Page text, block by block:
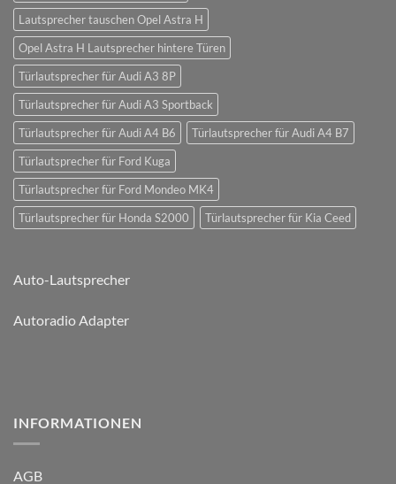
Lautsprecher tauschen Opel Astra H
Opel Astra H Lautsprecher hintere Türen
Türlautsprecher für Audi A3 8P
Türlautsprecher für Audi A3 Sportback
Türlautsprecher für Audi A4 B6
Türlautsprecher für Audi A4 B7
Türlautsprecher für Ford Kuga
Türlautsprecher für Ford Mondeo MK4
Türlautsprecher für Honda S2000
Türlautsprecher für Kia Ceed
Auto-Lautsprecher
Autoradio Adapter
INFORMATIONEN
AGB